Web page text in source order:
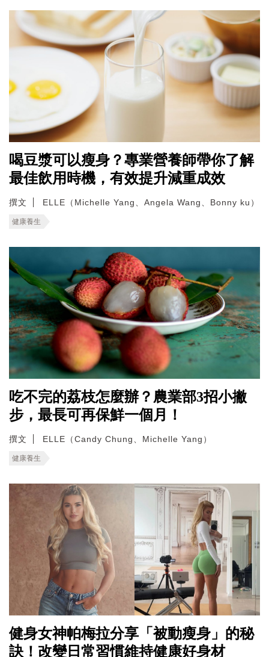
喝豆漿可以瘦身？專業營養師帶你了解
最佳飲用時機，有效提升減重成效
撰文 ELLE（Michelle Yang、Angela Wang、Bonny ku）
健康養生
吃不完的荔枝怎麼辦？農業部3招小撇
步，最長可再保鮮一個月！
撰文 ELLE（Candy Chung、Michelle Yang）
健康養生
健身女神帕梅拉分享「被動瘦身」的秘
訣！改變日常習慣維持健康好身材